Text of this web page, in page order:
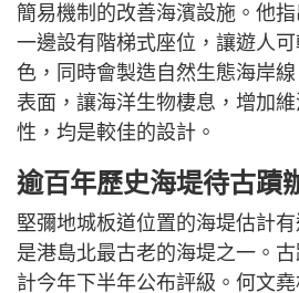
簡易機制的改善海濱設施。他
一邊設有階梯式座位，讓遊人
色，同時會製造自然生態海岸
表面，讓海洋生物棲息，增加
性，均是較佳的設計。
逾百年歷史海堤待古蹟
堅彌地城板道位置的海堤估計
是港島北最古老的海堤之一。
計今年下半年公布評級。何文